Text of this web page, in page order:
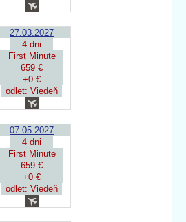
27.03.2027
4 dni
First Minute
659 €
+0 €
odlet: Viedeň
07.05.2027
4 dni
First Minute
659 €
+0 €
odlet: Viedeň